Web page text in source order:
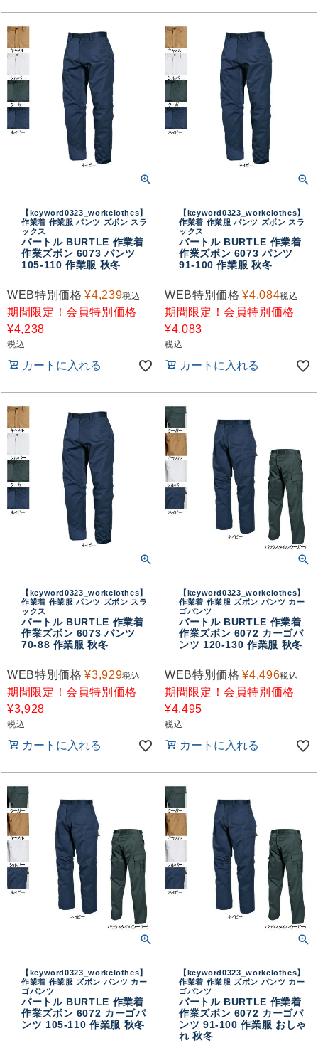
【keyword0323_workclothes】
作業着 作業服 パンツ ズボン スラ
ックス
バートル BURTLE 作業着
作業ズボン 6073 パンツ
105-110 作業服 秋冬
WEB特別価格 ¥4,239税込
期間限定！会員特別価格
¥4,238
税込
カートに入れる
【keyword0323_workclothes】
作業着 作業服 パンツ ズボン スラ
ックス
バートル BURTLE 作業着
作業ズボン 6073 パンツ
91-100 作業服 秋冬
WEB特別価格 ¥4,084税込
期間限定！会員特別価格
¥4,083
税込
カートに入れる
【keyword0323_workclothes】
作業着 作業服 パンツ ズボン スラ
ックス
バートル BURTLE 作業着
作業ズボン 6073 パンツ
70-88 作業服 秋冬
WEB特別価格 ¥3,929税込
期間限定！会員特別価格
¥3,928
税込
カートに入れる
【keyword0323_workclothes】
作業着 作業服 ズボン パンツ カー
ゴパンツ
バートル BURTLE 作業着
作業ズボン 6072 カーゴパ
ンツ 120-130 作業服 秋冬
WEB特別価格 ¥4,496税込
期間限定！会員特別価格
¥4,495
税込
カートに入れる
【keyword0323_workclothes】
作業着 作業服 ズボン パンツ カー
ゴパンツ
バートル BURTLE 作業着
作業ズボン 6072 カーゴパ
ンツ 105-110 作業服 秋冬
【keyword0323_workclothes】
作業着 作業服 ズボン パンツ カー
ゴパンツ
バートル BURTLE 作業着
作業ズボン 6072 カーゴパ
ンツ 91-100 作業服 おしゃ
れ 秋冬